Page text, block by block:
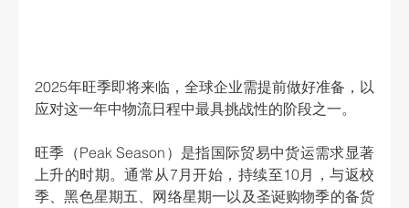
2025年旺季即将来临，全球企业需提前做好准备，以
应对这一年中物流日程中最具挑战性的阶段之一。
旺季（Peak Season）是指国际贸易中货运需求显著
上升的时期。通常从7月开始，持续至10月，与返校
季、黑色星期五、网络星期一以及圣诞购物季的备货